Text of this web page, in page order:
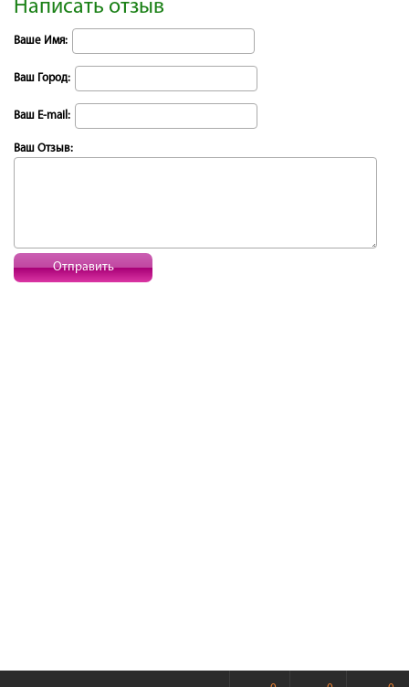
Написать отзыв
Ваше Имя:
Ваш Город:
Ваш E-mail:
Ваш Отзыв:
Отправить